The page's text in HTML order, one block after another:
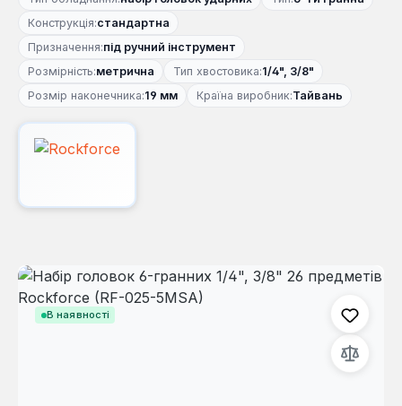
Конструкція:стандартна
Призначення:під ручний інструмент
Розмірність:метрична Тип хвостовика:1/4", 3/8"
Розмір наконечника:19 мм Країна виробник:Тайвань
В наявності
Пропустити галерею зображень